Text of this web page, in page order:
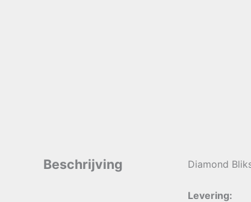
Beschrijving Diamond
Levering: